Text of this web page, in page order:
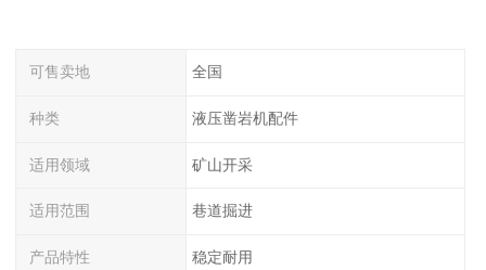
可售卖地 全国
种类 液压凿岩机配件
适用领域 矿山开采
适用范围 巷道掘进
产品特性 稳定耐用